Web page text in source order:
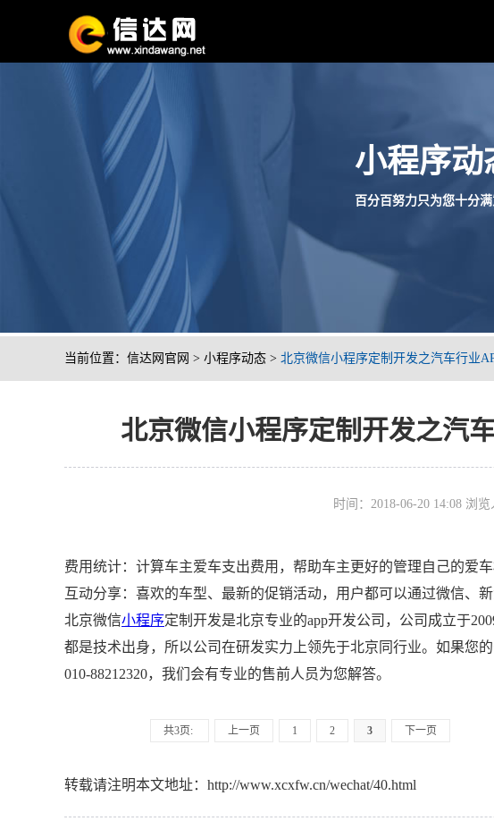
小程序动
百分百努力只为您十分满
当前位置： 信达网官网 > 小程序动态 > 北京微信小程序定制开发之汽车行业
北京微信小程序定制开发之汽
时间：2018-06-20 14:08 浏览
费用统计：计算车主爱车支出费用，帮助车主更好的管理自己的爱车
互动分享：喜欢的车型、最新的促销活动，用户都可以通过微信、
北京微信小程序定制开发是北京专业的app开发公司，公司成立于
都是技术出身，所以公司在研发实力上领先于北京同行业。如果您
010-88212320，我们会有专业的售前人员为您解答。
共3页: 上一页 1 2 3 下一页
转载请注明本文地址： http://www.xcxfw.cn/wechat/40.html